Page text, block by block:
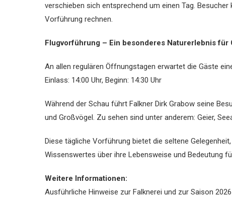
verschieben sich entsprechend um einen Tag.
Vorführung rechnen.
Flugvorführung – Ein besonderes Naturerlebnis für
An allen regulären Öffnungstagen erwartet die Gäste
Einlass: 14:00 Uhr, Beginn: 14:30 Uhr
Während der Schau führt Falkner Dirk Grabow seine
und Großvögel. Zu sehen sind unter anderem: Geier,
Diese tägliche Vorführung bietet die seltene
Wissenswertes über ihre Lebensweise und Bedeutung
Weitere Informationen:
Ausführliche Hinweise zur Falknerei und zur Saison